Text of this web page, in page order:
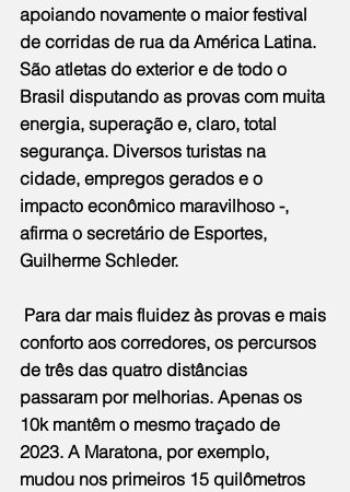
apoiando novamente o maior festival
de corridas de rua da América Latina.
São atletas do exterior e de todo o
Brasil disputando as provas com muita
energia, superação e, claro, total
segurança. Diversos turistas na
cidade, empregos gerados e o
impacto econômico maravilhoso -,
afirma o secretário de Esportes,
Guilherme Schleder.
Para dar mais fluidez às provas e mais
conforto aos corredores, os percursos
de três das quatro distâncias
passaram por melhorias. Apenas os
10k mantêm o mesmo traçado de
2023. A Maratona, por exemplo,
mudou nos primeiros 15 quilômetros